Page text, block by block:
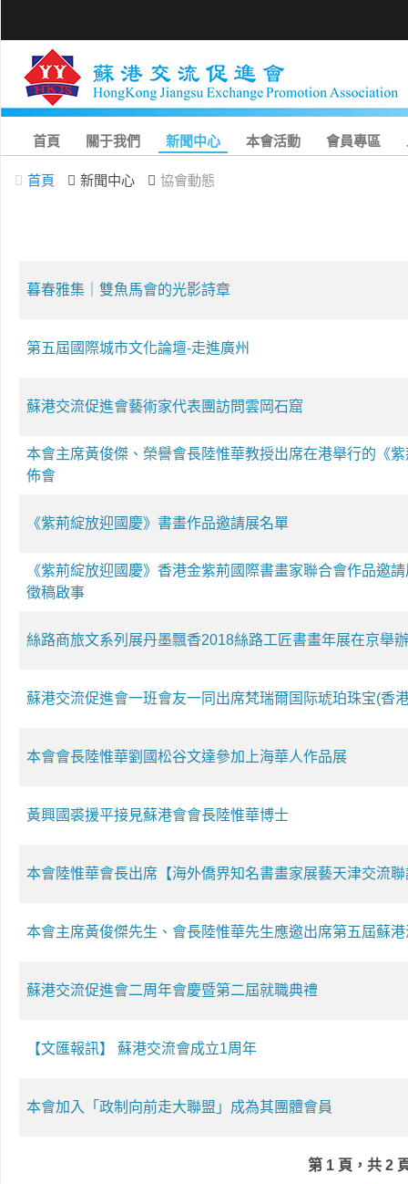
首頁 關于我們 新聞中心 本會活動 會員專區
首頁 新聞中心 協會動態
暮春雅集｜雙魚馬會的光影詩章
第五屆國際城市文化論壇-走進廣州
蘇港交流促進會藝術家代表團訪問雲岡石窟
本會主席黃俊傑、榮譽會長陸惟華教授出席在港舉行的《
佈會
《紫荊綻放迎國慶》書畫作品邀請展名單
《紫荊綻放迎國慶》香港金紫荊國際書畫家聯合會作品邀
徵稿啟事
絲路商旅文系列展丹墨飄香2018絲路工匠書畫年展在京舉辦
蘇港交流促進會一班會友一同出席梵瑞爾国际琥珀珠宝(香
本會會長陸惟華劉國松谷文達參加上海華人作品展
黃興國裘援平接見蘇港會會長陸惟華博士
本會陸惟華會長出席【海外僑界知名書畫家展藝天津交流
本會主席黃俊傑先生、會長陸惟華先生應邀出席第五屆蘇
蘇港交流促進會二周年會慶暨第二屆就職典禮
【文匯報訊】 蘇港交流會成立1周年
本會加入「政制向前走大聯盟」成為其團體會員
第 1 頁，共 2